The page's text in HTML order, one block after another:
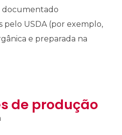
documentado
pelo USDA (por exemplo,
e preparada na
de produção